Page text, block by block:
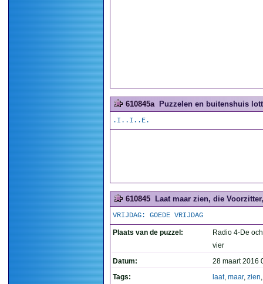
610845a Puzzelen en buitenshuis
.I..I..E.
610845 Laat maar zien, die
VRIJDAG: GOEDE VRIJDAG
Plaats van de puzzel:
Radio 4-De
vier
Datum:
28 maart 2016
Tags:
laat, maar, zien